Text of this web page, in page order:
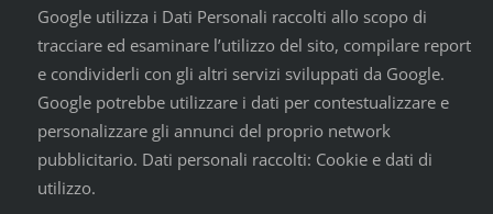
Google utilizza i Dati Personali raccolti allo scopo di
tracciare ed esaminare l’utilizzo del sito, compilare report
e condividerli con gli altri servizi sviluppati da Google.
Google potrebbe utilizzare i dati per contestualizzare e
personalizzare gli annunci del proprio network
pubblicitario. Dati personali raccolti: Cookie e dati di
utilizzo.